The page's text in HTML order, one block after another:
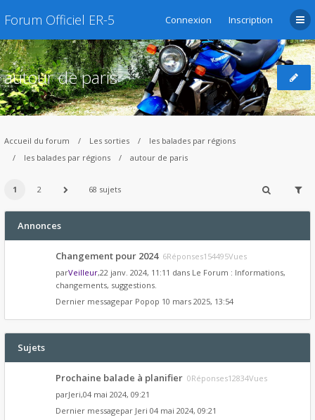
Forum Officiel ER-5 Connexion Inscription
autour de paris
Accueil du forum Les sorties
les balades par régions
les balades par régions
autour de paris
1 2 68 sujets
Annonces
Changement pour 2024 6Réponses154495Vues
parVeilleur,22 janv. 2024, 11:11 dans Le Forum : Informations,
changements, suggestions.
Dernier messagepar Popop 10 mars 2025, 13:54
Sujets
Prochaine balade à planifier 0Réponses12834Vues
parJeri,04 mai 2024, 09:21
Dernier messagepar Jeri 04 mai 2024, 09:21